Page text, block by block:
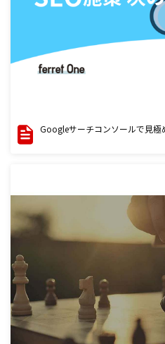
Googleサーチコンソールで見極